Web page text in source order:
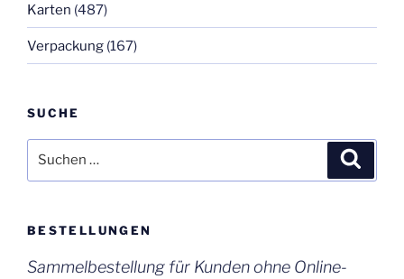
Karten (487)
Verpackung (167)
SUCHE
nach:
BESTELLUNGEN
Sammelbestellung für Kunden ohne Online-